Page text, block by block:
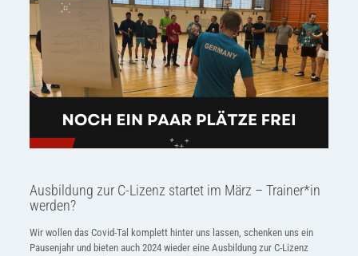
Ausbildung zur C-Lizenz startet im März – Trainer*in
werden?
Wir wollen das Covid-Tal komplett hinter uns lassen, schenken uns ein
Pausenjahr und bieten auch 2024 wieder eine Ausbildung zur C-Lizenz